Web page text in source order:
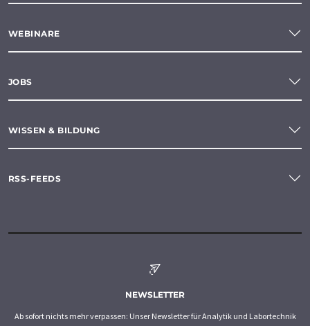
WEBINARE
JOBS
WISSEN & BILDUNG
RSS-FEEDS
NEWSLETTER
Ab sofort nichts mehr verpassen: Unser Newsletter für Analytik und Labortechnik